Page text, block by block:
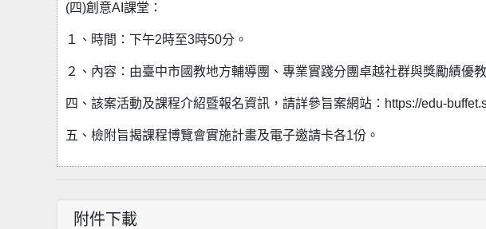
(四)創意AI課堂：
１、時間：下午2時至3時50分。
２、內容：由臺中市國教地方輔導團、專業實踐分團卓越社群與獎勵績優
四、該案活動及課程介紹暨報名資訊，請詳參旨案網站：https://edu-
五、檢附旨揭課程博覽會實施計畫及電子邀請卡各1份。
附件下載